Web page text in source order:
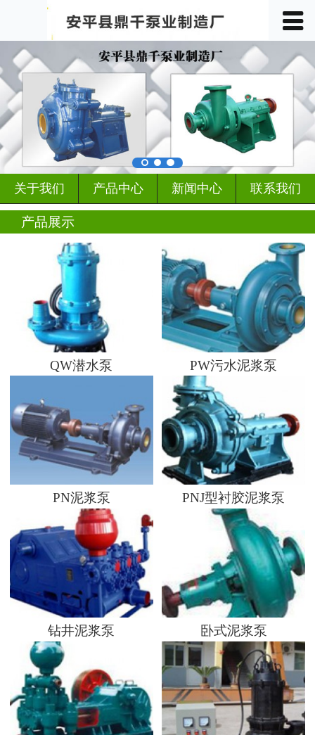
 首页
关于我们
产品中心
车间展示
客户见证
行业动态
新闻中心
联系我们
󰀥
关于我们 产品中心 新闻中心 联系我们
产品展示
QW潜水泵 PW污水泥浆泵
PN泥浆泵 PNJ型衬胶泥浆泵
钻井泥浆泵 卧式泥浆泵